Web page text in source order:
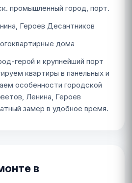
промышленный город, порт.
Героев Десантников
дома
герой и крупнейший порт
квартиры в панельных и
особенности городской
Ленина, Героев
замер в удобное время.
в